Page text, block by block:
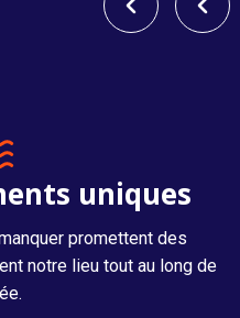
uniques
promettent des
notre lieu tout au long de